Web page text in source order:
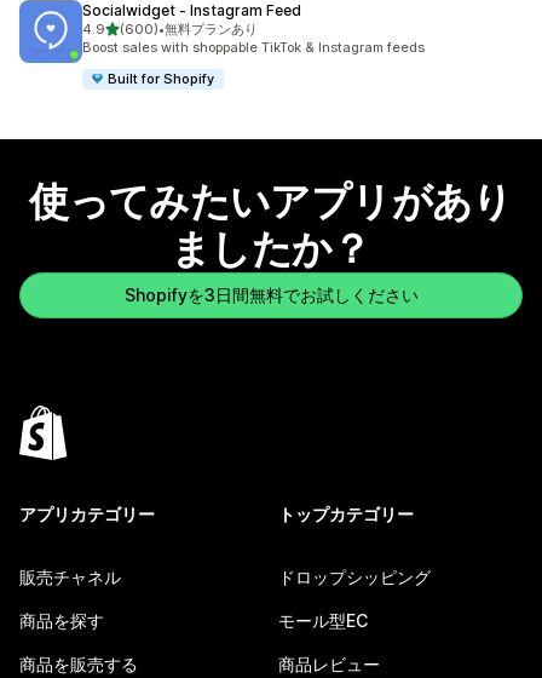
Socialwidget ‑ Instagram Feed
4.95つ星中
(600)
合計レビュー数：600件
•無料プランあり
Boost sales with shoppable TikTok & Instagram feeds
Built for Shopify
使ってみたいアプリがあり
ましたか？
Shopifyを3日間無料でお試しください
アプリカテゴリー
販売チャネル
商品を探す
商品を販売する
トップカテゴリー
ドロップシッピング
モール型EC
商品レビュー